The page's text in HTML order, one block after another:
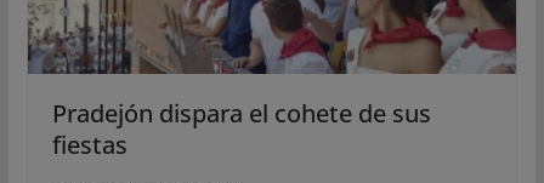
Pradejón dispara el cohete de sus
fiestas